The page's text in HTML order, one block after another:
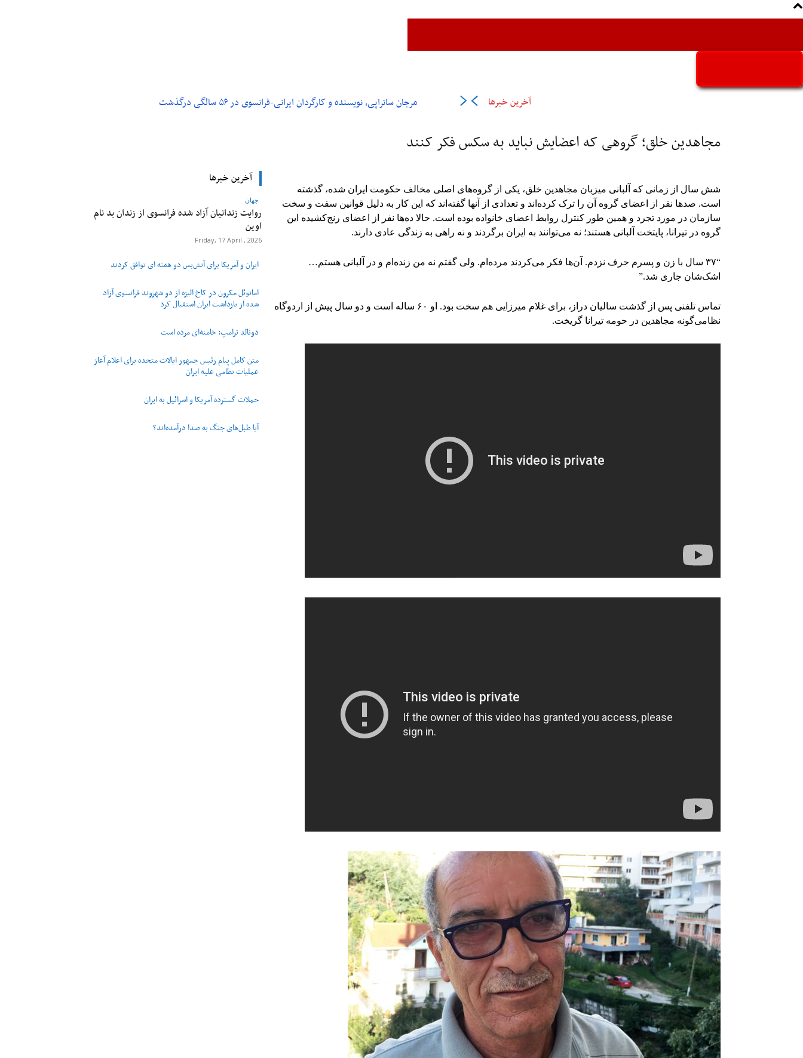
آخرین خبرها مرجان ساتراپی، نویسنده و کارگردان ایرانی-فرانسوی در ۵۶ سالگی درگذشت
مجاهدین خلق؛ گروهی که اعضایش نباید به سکس فکر کنند
شش سال از زمانی که آلبانی میزبان مجاهدین خلق، یکی از گروه‌های اصلی مخالف حکومت ایران شده، گذشته
است. صدها نفر از اعضای گروه آن را ترک کرده‌اند و تعدادی از آنها گفته‌اند که این کار به دلیل قوانین سفت و سخت
سازمان در مورد تجرد و همین طور کنترل روابط اعضای خانواده بوده است. حالا ده‌ها نفر از اعضای رنج‌کشیده این
گروه در تیرانا، پایتخت آلبانی هستند؛ نه می‌توانند به ایران برگردند و نه راهی به زندگی عادی دارند.
“۳۷ سال با زن و پسرم حرف نزدم. آن‌ها فکر می‌کردند مرده‌ام. ولی گفتم نه من زنده‌ام و در آلبانی هستم…
اشک‌شان جاری شد.”
تماس تلفنی پس از گذشت سالیان دراز، برای غلام میرزایی هم سخت بود. او ۶۰ ساله است و دو سال پیش از اردوگاه
نظامی‌گونه مجاهدین در حومه تیرانا گریخت.
آخرین خبرها
جهان
روایت زندانیان آزاد شده فرانسوی از زندان ‌بد نام
اوین
Friday, 17 April , 2026
ایران و آمریکا برای آتش‌بس دو هفته‌ ای توافق کردند
امانوئل مکرون در کاخ الیزه از دو شهروند فرانسوی آزاد
شده از بازداشت ایران استقبال کرد
دونالد ترامپ: خامنه‌ای مرده است
متن کامل پیام رئیس جمهور ایالات متحده برای اعلام آغاز
عملیات نظامی علیه ایران
حملات گسترده آمریکا و اسرائیل به ایران
آیا طبل‌های جنگ به صدا درآمده‌اند؟